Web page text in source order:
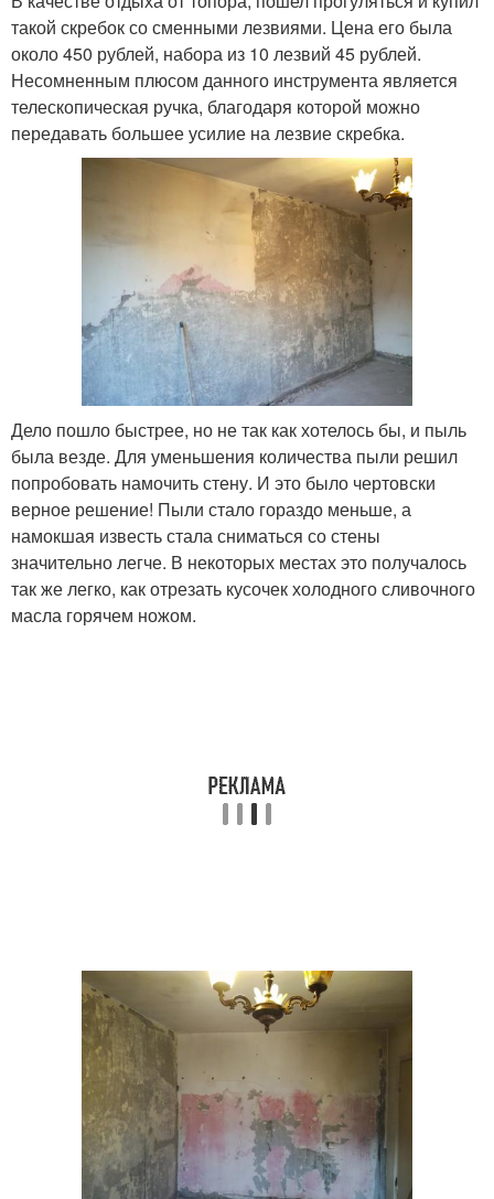
такой скребок со сменными лезвиями. Цена его была
около 450 рублей, набора из 10 лезвий 45 рублей.
Несомненным плюсом данного инструмента является
телескопическая ручка, благодаря которой можно
передавать большее усилие на лезвие скребка.
Дело пошло быстрее, но не так как хотелось бы, и пыль
была везде. Для уменьшения количества пыли решил
попробовать намочить стену. И это было чертовски
верное решение! Пыли стало гораздо меньше, а
намокшая известь стала сниматься со стены
значительно легче. В некоторых местах это получалось
так же легко, как отрезать кусочек холодного сливочного
масла горячем ножом.